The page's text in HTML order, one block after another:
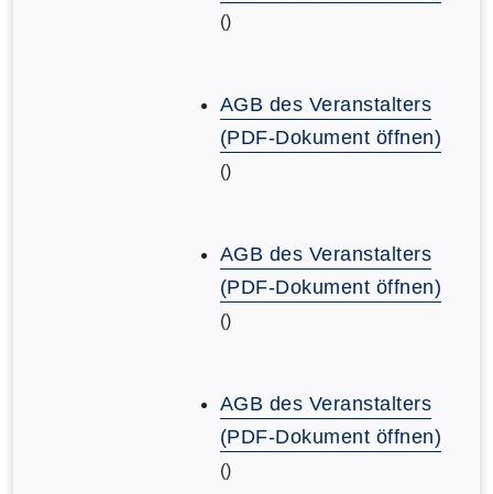
()
AGB des Veranstalters
(PDF-Dokument öffnen)
()
AGB des Veranstalters
(PDF-Dokument öffnen)
()
AGB des Veranstalters
(PDF-Dokument öffnen)
()